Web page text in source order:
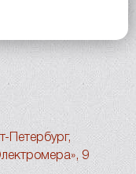
Петербург,
9